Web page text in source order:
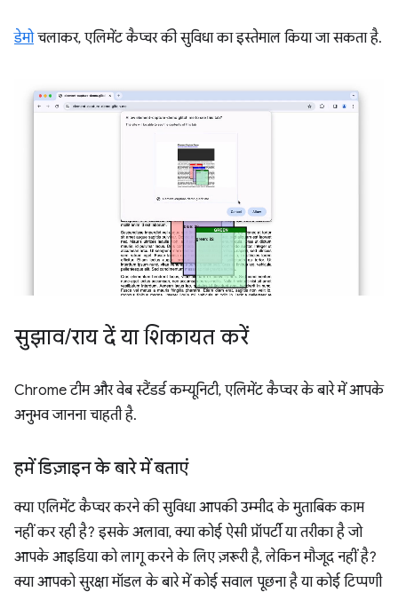
डेमोचलाकर, एलिमेंट कैप्चर की सुविधा का इस्तेमाल किया जा सकता है.
सुझाव/राय दें या शिकायत करें
Chrome टीम और वेब स्टैंडर्ड कम्यूनिटी, एलिमेंट कैप्चर के बारे में आपके
अनुभव जानना चाहती है.
हमें डिज़ाइन के बारे में बताएं
क्या एलिमेंट कैप्चर करने की सुविधा आपकी उम्मीद के मुताबिक काम
नहीं कर रही है? इसके अलावा, क्या कोई ऐसी प्रॉपर्टी या तरीका है जो
आपके आइडिया को लागू करने के लिए ज़रूरी है, लेकिन मौजूद नहीं है?
क्या आपको सुरक्षा मॉडल के बारे में कोई सवाल पूछना है या कोई टिप्पणी